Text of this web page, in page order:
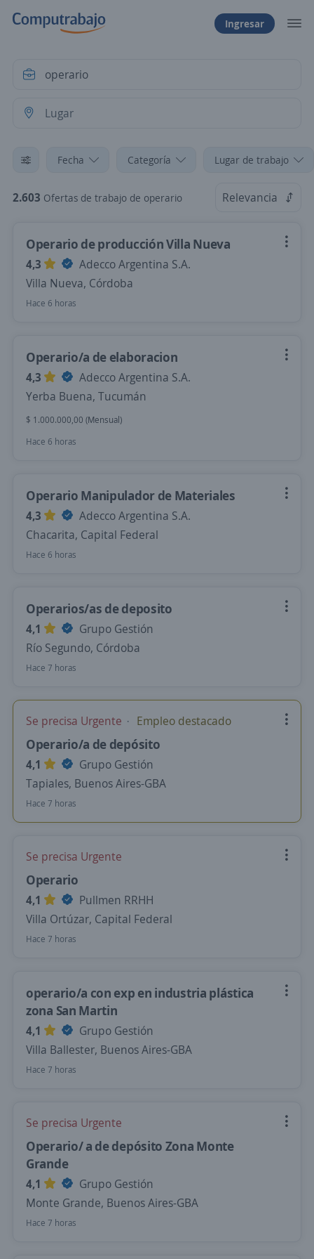
Ingresar
Fecha Categoría Lugar de trabajo
2.603 Ofertas de trabajo de operario Relevancia
Operario de producción Villa Nueva
4,3
Adecco Argentina S.A.
Villa Nueva, Córdoba
Hace 6 horas
Operario/a de elaboracion
4,3
Adecco Argentina S.A.
Yerba Buena, Tucumán
$ 1.000.000,00 (Mensual)
Hace 6 horas
Operario Manipulador de Materiales
4,3
Adecco Argentina S.A.
Chacarita, Capital Federal
Hace 6 horas
Operarios/as de deposito
4,1
Grupo Gestión
Río Segundo, Córdoba
Hace 7 horas
Se precisa Urgente Empleo destacado
Operario/a de depósito
4,1
Grupo Gestión
Tapiales, Buenos Aires-GBA
Hace 7 horas
Se precisa Urgente
Operario
4,1
Pullmen RRHH
Villa Ortúzar, Capital Federal
Hace 7 horas
operario/a con exp en industria plástica
zona San Martin
4,1
Grupo Gestión
Villa Ballester, Buenos Aires-GBA
Hace 7 horas
Se precisa Urgente
Operario/ a de depósito Zona Monte
Grande
4,1
Grupo Gestión
Monte Grande, Buenos Aires-GBA
Hace 7 horas